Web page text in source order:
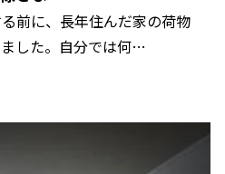
前に、長年住んだ家の荷物
した。自分では何…